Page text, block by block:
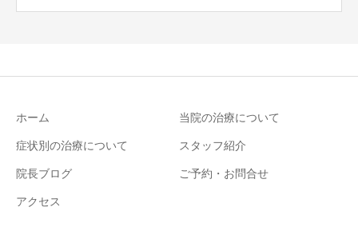
ホーム 当院の治療について
症状別の治療について スタッフ紹介
院長ブログ ご予約・お問合せ
アクセス